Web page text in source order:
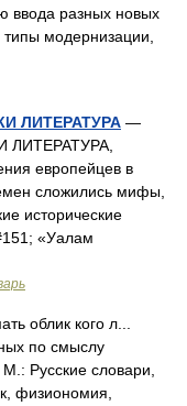
ввода разных новых
модернизации,
ЛИТЕРАТУРА —
европейцев в
сложились мифы,
исторические
«Уалам
облик кого л...
по смыслу
Русские словари,
физиономия,